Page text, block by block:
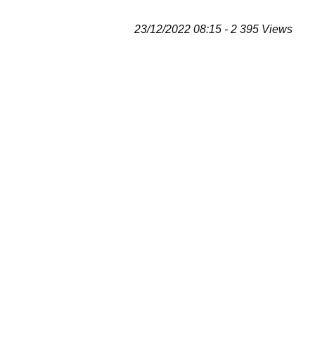
23/12/2022 08:15 - 2 395 Views